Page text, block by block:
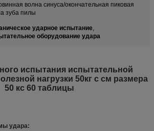
волна синуса/окончательная пиковая
зуба пилы
ударное испытание,
оборудование удара
испытания испытательной
нагрузки 50кг с см размера
50 кс 60 таблицы
удара: